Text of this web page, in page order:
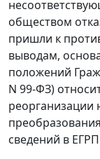
обществом
пришли к
выводам,
положений
N 99-ФЗ)
реорганизации
сведений в